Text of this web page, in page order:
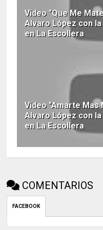
Video "Que Me
Alvaro López con
en La Escollera
Video "Amarte Mas
Alvaro López con
en La Escollera
COMENTARIOS
FACEBOOK